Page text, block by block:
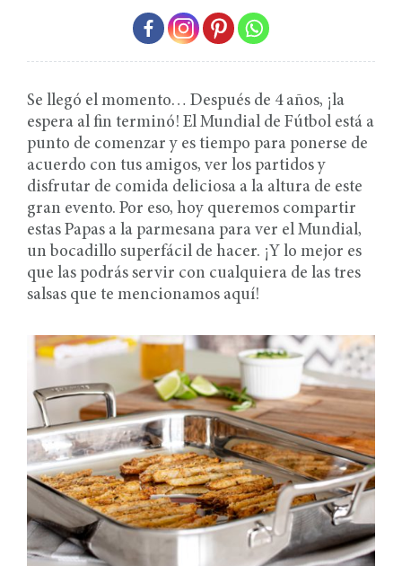
Se llegó el momento… Después de 4 años, ¡la
espera al fin terminó! El Mundial de Fútbol está a
punto de comenzar y es tiempo para ponerse de
acuerdo con tus amigos, ver los partidos y
disfrutar de comida deliciosa a la altura de este
gran evento. Por eso, hoy queremos compartir
estas Papas a la parmesana para ver el Mundial,
un bocadillo superfácil de hacer. ¡Y lo mejor es
que las podrás servir con cualquiera de las tres
salsas que te mencionamos aquí!